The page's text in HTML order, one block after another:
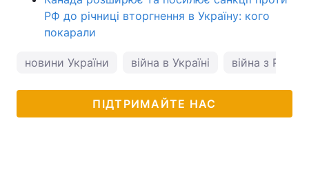
РФ до річниці вторгнення в Україну: кого
покарали
новини України війна в Україні війна з
ПІДТРИМАЙТЕ НАС